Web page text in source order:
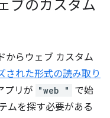
ブのカスタム
からウェブ カスタム
された形式の読み取り
プリが "web "
で始
ムを探す必要がある